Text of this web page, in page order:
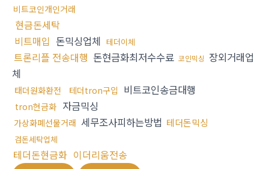
비트코인개인거래
현금돈세탁
비트매입 돈믹싱업체 테더이체
트론리플 전송대행 돈현금화최저수수료 코인믹싱 장외거래업
체
태더원화환전 테더tron구입 비트코인송금대행
tron현금화 자금믹싱
가상화폐선물거래 세무조사피하는방법 테더돈믹싱
검돈세탁업체
테더돈현금화 이더리움전송